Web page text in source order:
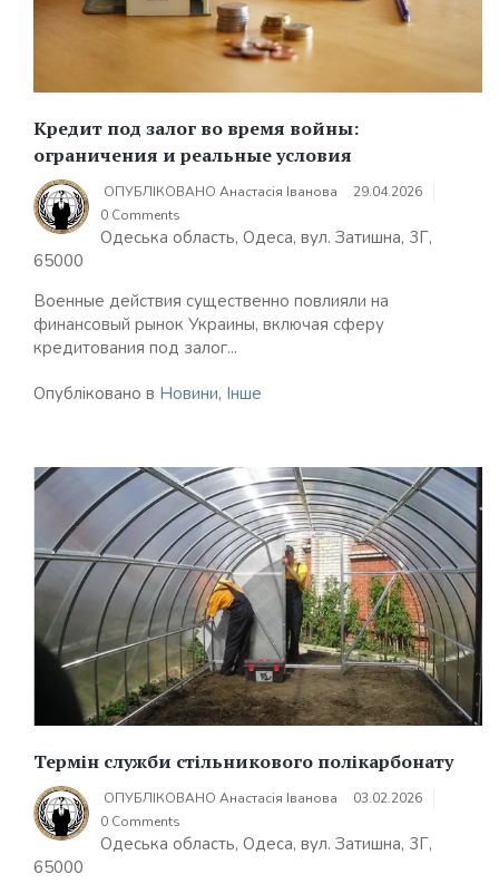
Кредит под залог во время войны:
ограничения и реальные условия
ОПУБЛІКОВАНО Анастасія Іванова
29.04.2026
0 Comments
Одеська область, Одеса, вул. Затишна, 3Г,
65000
Военные действия существенно повлияли на
финансовый рынок Украины, включая сферу
кредитования под залог...
Опубліковано в Новини, Інше
Термін служби стільникового полікарбонату
ОПУБЛІКОВАНО Анастасія Іванова
03.02.2026
0 Comments
Одеська область, Одеса, вул. Затишна, 3Г,
65000